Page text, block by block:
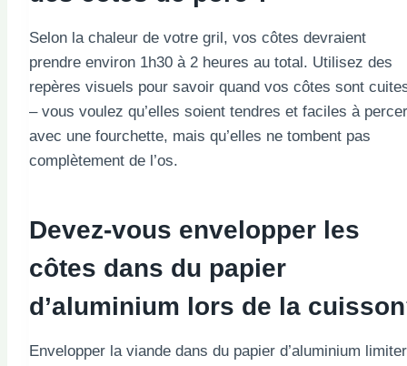
Selon la chaleur de votre gril, vos côtes devraient
prendre environ 1h30 à 2 heures au total. Utilisez des
repères visuels pour savoir quand vos côtes sont
– vous voulez qu’elles soient tendres et faciles à percer
avec une fourchette, mais qu’elles ne tombent pas
complètement de l’os.
Devez-vous envelopper les
côtes dans du papier
d’aluminium lors de la
Envelopper la viande dans du papier d’aluminium